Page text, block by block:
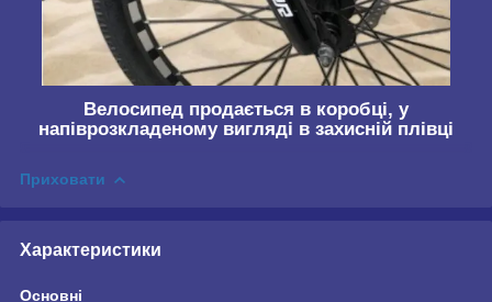
Велосипед продається в коробці, у
напіврозкладеному вигляді в захисній плівці
Приховати
Характеристики
Основні